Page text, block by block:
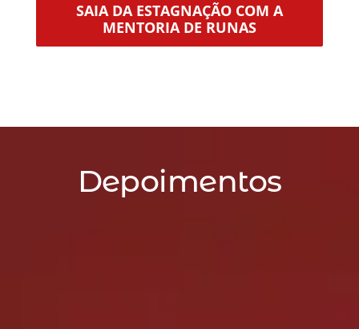
SAIA DA ESTAGNAÇÃO COM A
MENTORIA DE RUNAS
Depoimentos